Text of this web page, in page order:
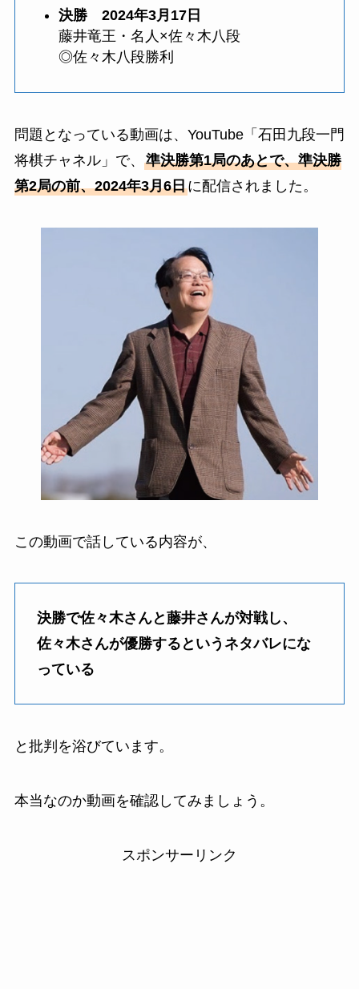
決勝 2024年3月17日
藤井竜王・名人×佐々木八段
◎佐々木八段勝利
問題となっている動画は、YouTube「石田九段一門
将棋チャネル」で、 準決勝第1局のあとで、準決勝
第2局の前、2024年3月6日に配信されました。
この動画で話している内容が、
決勝で佐々木さんと藤井さんが対戦し、
佐々木さんが優勝するというネタバレにな
っている
と批判を浴びています。
本当なのか動画を確認してみましょう。
スポンサーリンク